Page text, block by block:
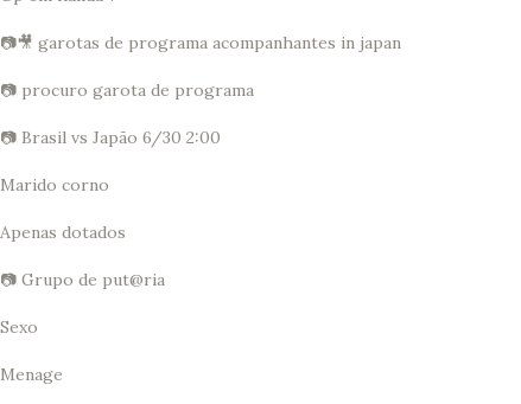
📷🎥 garotas de programa acompanhantes in japan
📷 procuro garota de programa
📷 Brasil vs Japão 6/30 2:00
Marido corno
Apenas dotados
📷 Grupo de put@ria
Sexo
Menage